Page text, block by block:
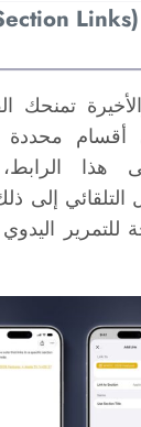
تمنحك
أقسام
هذا
التلقائي إلى
للتمرير